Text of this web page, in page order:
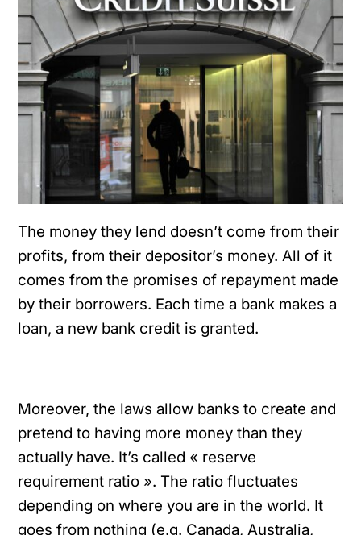
The money they lend doesn’t come from their
profits, from their depositor’s money. All of it
comes from the promises of repayment made
by their borrowers. Each time a bank makes a
loan, a new bank credit is granted.
Moreover, the laws allow banks to create and
pretend to having more money than they
actually have. It’s called « reserve
requirement ratio ». The ratio fluctuates
depending on where you are in the world. It
goes from nothing (e.g. Canada, Australia,